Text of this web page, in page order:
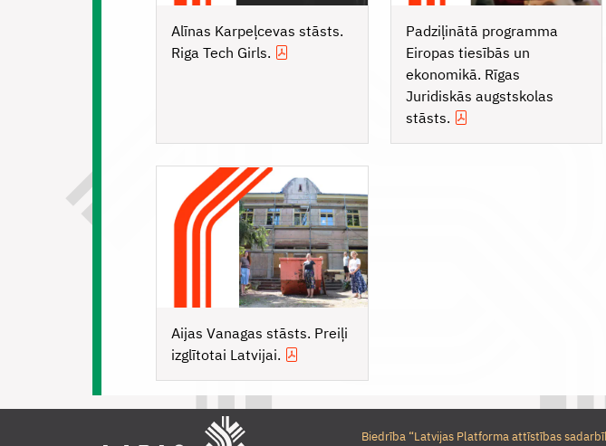
Alīnas Karpeļcevas stāsts.
Riga Tech Girls.
Padziļinātā programma
Eiropas tiesībās un
ekonomikā. Rīgas
Juridiskās augstskolas
stāsts.
Aijas Vanagas stāsts. Preiļi
izglītotai Latvijai.
Biedrība “Latvijas Platforma attīstības